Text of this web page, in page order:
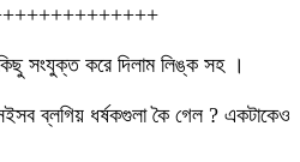
সংযুক্ত করে দিলাম লিঙ্ক সহ ।
ব্লগিয় ধর্ষকগুলা কৈ গেল ? একটাকেও